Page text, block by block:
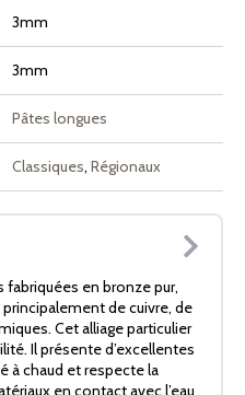
3mm
3mm
Pâtes longues
Classiques, Régionaux
en bronze pur,
de cuivre, de
Cet alliage particulier
Il présente d’excellentes
à chaud et respecte la
en contact avec l’eau